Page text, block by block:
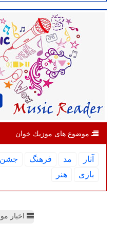
موضوع های موزیك خوان
آثار مد فرهنگ جشن
بازی
هنر
اخبار